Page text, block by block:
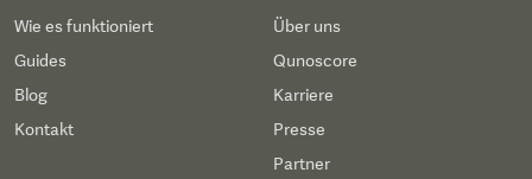
Wie es funktioniert
Guides
Blog
Kontakt
Über uns
Qunoscore
Karriere
Presse
Partner